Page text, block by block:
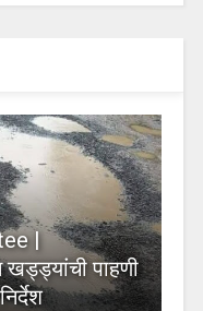
|
खड्ड्यांची पाहणी